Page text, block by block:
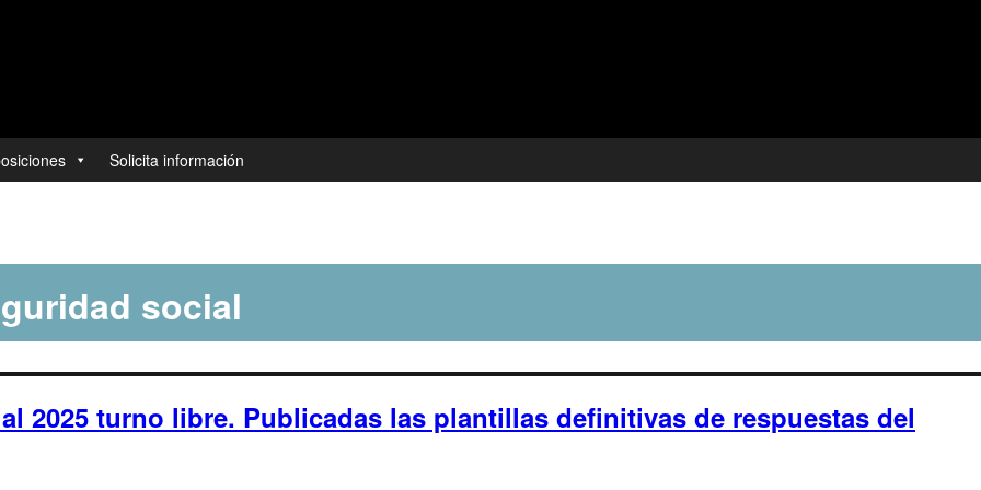
Solicita información
social
2025 turno libre. Publicadas las plantillas definitivas de respuestas del